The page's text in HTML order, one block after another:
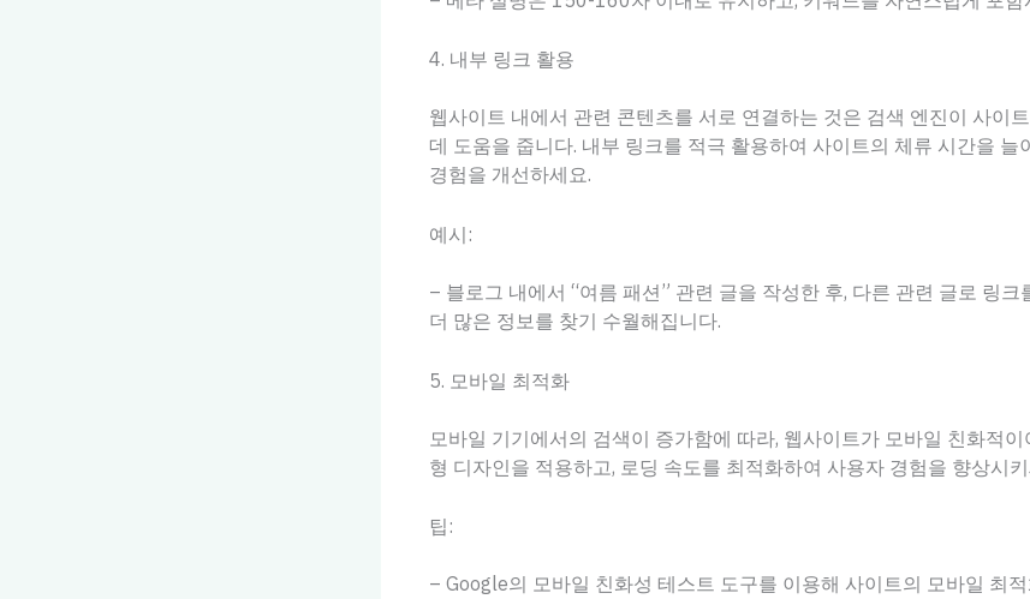
4. 내부 링크 활용
웹사이트 내에서 관련 콘텐츠를 서로 연결하는 것은 검색 엔진이 사이
데 도움을 줍니다. 내부 링크를 적극 활용하여 사이트의 체류 시간을 늘
경험을 개선하세요.
예시:
– 블로그 내에서 “여름 패션” 관련 글을 작성한 후, 다른 관련 글로 링크
더 많은 정보를 찾기 수월해집니다.
5. 모바일 최적화
모바일 기기에서의 검색이 증가함에 따라, 웹사이트가 모바일 친화적이
형 디자인을 적용하고, 로딩 속도를 최적화하여 사용자 경험을 향상시
팁:
– Google의 모바일 친화성 테스트 도구를 이용해 사이트의 모바일 최